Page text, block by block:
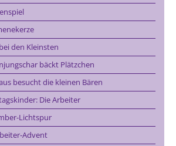
den Kleinsten
bäckt Plätzchen
besucht die kleinen Bären
Die Arbeiter
Lichtspur
Advent